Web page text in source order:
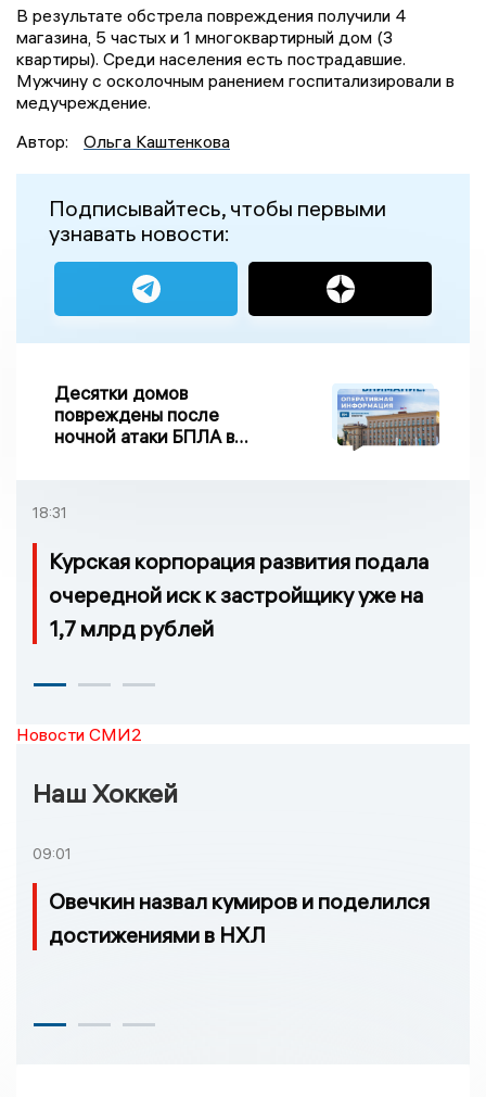
В результате обстрела повреждения получили 4
магазина, 5 частых и 1 многоквартирный дом (3
квартиры). Среди населения есть пострадавшие.
Мужчину с осколочным ранением госпитализировали в
медучреждение.
Автор:
Ольга Каштенкова
Подписывайтесь, чтобы первыми
узнавать новости:
Десятки домов
повреждены после
ночной атаки БПЛА в
18:31
Курская корпорация развития подала
очередной иск к застройщику уже на
1,7 млрд рублей
Новости СМИ2
Наш Хоккей
09:01
Овечкин назвал кумиров и поделился
достижениями в НХЛ